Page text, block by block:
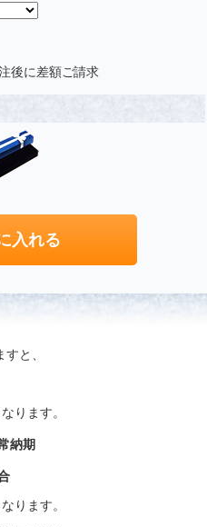
後に差額ご請求
と、
ります。
納期
ります。